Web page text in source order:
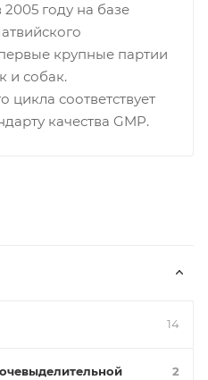
2005 году на базе
крупные партии
и собак.
цикла соответствует
качества GMP.
14
2